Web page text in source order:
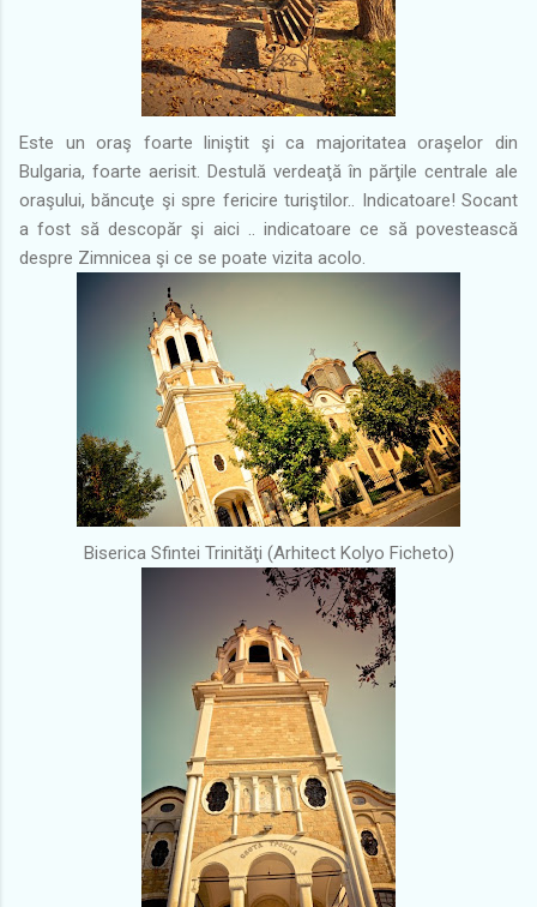
Este un oraş foarte liniştit şi ca majoritatea oraşelor din
Bulgaria, foarte aerisit. Destulă verdeaţă în părţile centrale ale
oraşului, băncuţe şi spre fericire turiştilor.. Indicatoare! Socant
a fost să descopăr şi aici .. indicatoare ce să povestească
despre Zimnicea şi ce se poate vizita acolo.
Biserica Sfintei Trinităţi (Arhitect Kolyo Ficheto)